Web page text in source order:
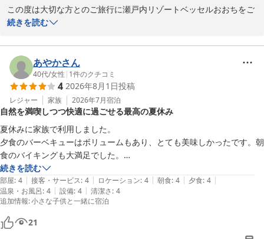
「ぜひまたお世話になりたい」という温かいお言葉を励みに、今後
もワンちゃん連れのお客様、そしてご家族皆様が快適に楽しめる施
また季節を変えて、皆様とワンちゃんにお会いできる日を、スタッ
フ一同心よりお待ち申し上げております。
瀬戸内リゾートベッセルおおち
副支配人 防越
瀬戸内リゾート ベッセルおおち
2026-05-05
この度は大切な方とのご旅行に瀬戸内リゾートベッセルおおちをご
利用いただき、誠にありがとうございます。
ご期待いただいていたオーシャンビューの景色を存分にお楽しみい
ただけたようで、大変嬉しく思っております。目の前に広がる瀬戸
内海の青さは、私共が最も自慢したい景色のひとつでございます。
また、グランピングBBQのボリュームにもご満足いただけたとのこ
と、大変光栄です！普段からしっかり召し上がるお客様にも「満
足」とお太鼓判をいただけたことは、食材を準備するスタッフにと
っても大きな自信と励みになります。
「次は子供と来たい」というこの上なく嬉しいお言葉を励みに、未
来の小さなお客様にもお腹いっぱい、そして元気いっぱいに楽しん
でいただけるような施設作りに励んでまいります。
季節を変えて、また一回り賑やかになった皆様にお会いできる日
を、スタッフ一同心よりお待ち申し上げております。
続きを読む
あやかさん
40代/女性 | 1件のクチコミ
4 2026年8月1日投稿
レジャー 家族 2026年7月宿泊
自然を満喫しつつ快適に過ごせる最高の夏休み
夏休みに家族で利用しました。
夕食のバーベキューはボリュームもあり、とても美味しかったです。朝
食のバイキングも大満足でした。
海が近いので海遊びを楽しめて、SUPも体験でき、とても良い思い出に
なりました。
テント内は空調がしっかり効いていて、真夏でも快適に過ごせました。
温泉も気持ちよく、遊んだ後の疲れが癒やされます。
自然を満喫しながら快適に過ごせる素敵なグランピング施設でした。ま
た利用したいです。
続きを読む
部屋: 4 | 接客・サービス: 4 | ロケーション: 4 | 朝食: 4 | 夕食: 4 |
温泉・お風呂: 4 | 設備: 4 | 清潔さ: 4
追加情報:小さな子供と一緒に宿泊
21